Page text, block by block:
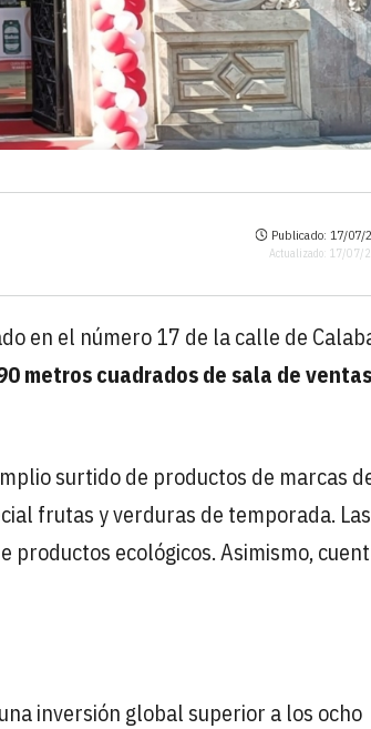
Publicado: 17/07/
Actualizado: 17/07/
en el número 17 de la calle de
metros cuadrados de sala de ventas
surtido de productos de marcas
frutas y verduras de temporada. Las
ecológicos. Asimismo,
inversión global superior a los ocho